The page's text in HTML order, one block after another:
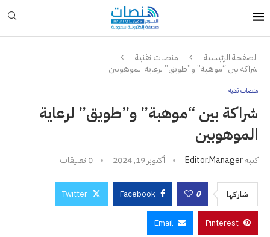
الصفحة الرئيسية
منصات تقنية
شراكة بين “موهبة” و”طويق” لرعاية الموهوبين
منصات تقنية
شراكة بين “موهبة” و”طويق” لرعاية
الموهوبين
كتبهEditor.manager أكتوبر 19, 2024 0 تعليقات
شاركها 0
Facebook
Twitter
Pinterest
Email